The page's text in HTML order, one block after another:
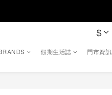
$
假期生活誌 門市資訊